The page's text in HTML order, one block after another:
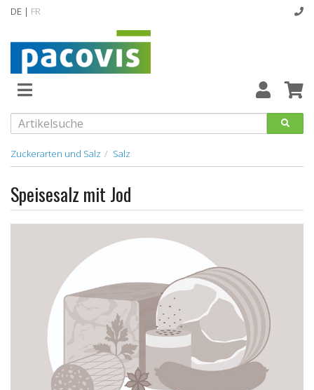
DE | FR
Abverkaufsartikel
Neuheiten
Vollsortiment
Hygiene
Rohstoffe
Convenience
Technologie
Zuckerarten und Salz Salz
Speisesalz mit Jod